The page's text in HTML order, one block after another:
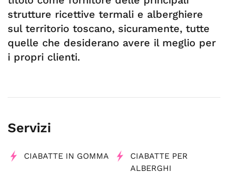
strutture ricettive termali e alberghiere
sul territorio toscano, sicuramente, tutte
quelle che desiderano avere il meglio per
i propri clienti.
Servizi
CIABATTE IN GOMMA
CIABATTE PER
ALBERGHI